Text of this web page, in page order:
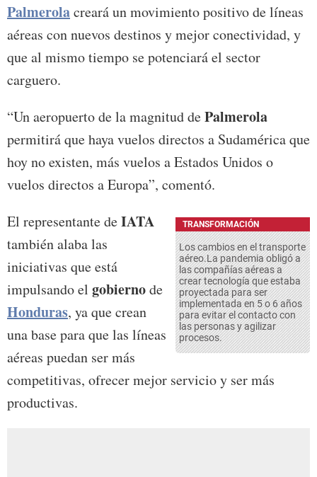
Palmerolacreará un movimiento positivo de líneas
aéreas con nuevos destinos y mejor conectividad, y
que al mismo tiempo se potenciará el sector
carguero.
“Un aeropuerto de la magnitud dePalmerola
permitirá que haya vuelos directos a Sudamérica que
hoy no existen, más vuelos a Estados Unidos o
vuelos directos a Europa”, comentó.
TRANSFORMACIÓN
Los cambios en el transporte
aéreo.La pandemia obligó a
las compañías aéreas a
crear tecnología que estaba
proyectada para ser
implementada en 5 o 6 años
para evitar el contacto con
las personas y agilizar
procesos.
El representante deIATA
también alaba las
iniciativas que está
impulsando el gobiernode
Honduras, ya que crean
una base para que las líneas
aéreas puedan ser más
competitivas, ofrecer mejor servicio y ser más
productivas.